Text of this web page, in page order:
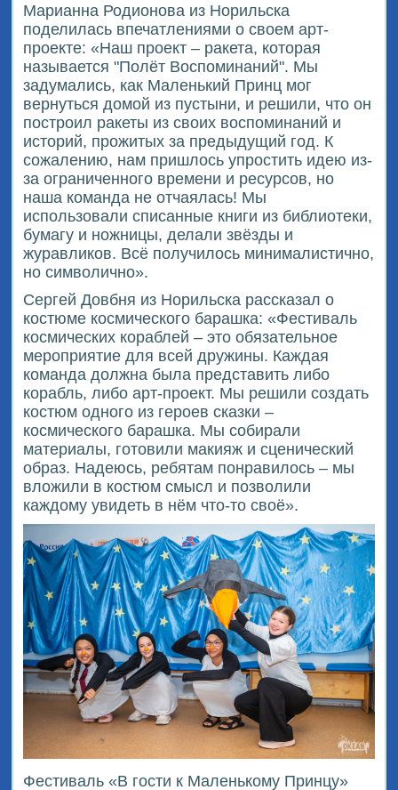
Марианна Родионова из Норильска
поделилась впечатлениями о своем арт-
проекте: «Наш проект – ракета, которая
называется "Полёт Воспоминаний". Мы
задумались, как Маленький Принц мог
вернуться домой из пустыни, и решили, что он
построил ракеты из своих воспоминаний и
историй, прожитых за предыдущий год. К
сожалению, нам пришлось упростить идею из-
за ограниченного времени и ресурсов, но
наша команда не отчаялась! Мы
использовали списанные книги из библиотеки,
бумагу и ножницы, делали звёзды и
журавликов. Всё получилось минималистично,
но символично».
Сергей Довбня из Норильска рассказал о
костюме космического барашка: «Фестиваль
космических кораблей – это обязательное
мероприятие для всей дружины. Каждая
команда должна была представить либо
корабль, либо арт-проект. Мы решили создать
костюм одного из героев сказки –
космического барашка. Мы собирали
материалы, готовили макияж и сценический
образ. Надеюсь, ребятам понравилось – мы
вложили в костюм смысл и позволили
каждому увидеть в нём что-то своё».
Фестиваль «В гости к Маленькому Принцу»